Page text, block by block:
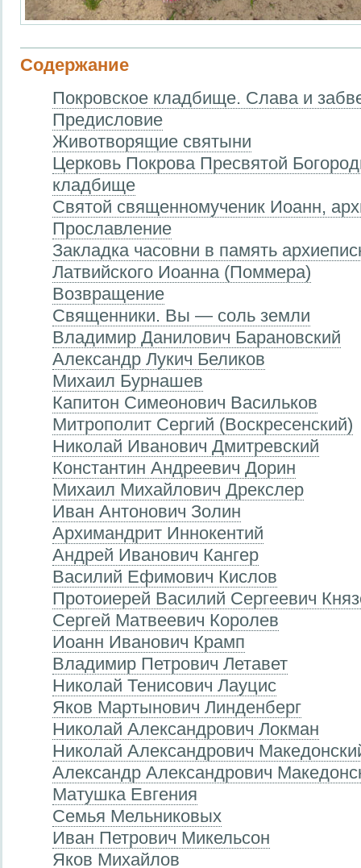
Содержание
Покровское кладбище. Слава и
Предисловие
Животворящие святыни
Церковь Покрова Пресвятой
кладбище
Святой священномученик Иоанн,
Прославление
Закладка часовни в память
Латвийского Иоанна (Поммера)
Возвращение
Священники. Вы — соль земли
Владимир Данилович Барановский
Александр Лукич Беликов
Михаил Бурнашев
Капитон Симеонович Васильков
Митрополит Сергий (Воскресенский)
Николай Иванович Дмитревский
Константин Андреевич Дорин
Михаил Михайлович Дрекслер
Иван Антонович Золин
Aрхимандрит Иннокентий
Андрей Иванович Кангер
Василий Ефимович Кислов
Протоиерей Василий Сергеевич
Сергей Матвеевич Королев
Иоанн Иванович Крамп
Владимир Петрович Летавет
Николай Тенисович Лауцис
Яков Мартынович Линденберг
Николай Александрович Локман
Николай Александрович
Александр Александрович
Матушка Евгения
Семья Мельниковых
Иван Петрович Микельсон
Яков Михайлов